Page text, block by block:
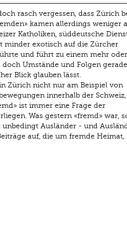
rasch vergessen, dass Zürich
kamen allerdings weniger
Katholiken, süddeutsche
minder exotisch auf die Zürcher
und führt zu einem mehr oder
Umstände und Folgen
Blick glauben lässt.
Zürich nicht nur am Beispiel von
innerhalb der
ist immer eine Frage der
Was gestern «fremd» war,
Ausländer - und
auf, die um fremde Heimat,